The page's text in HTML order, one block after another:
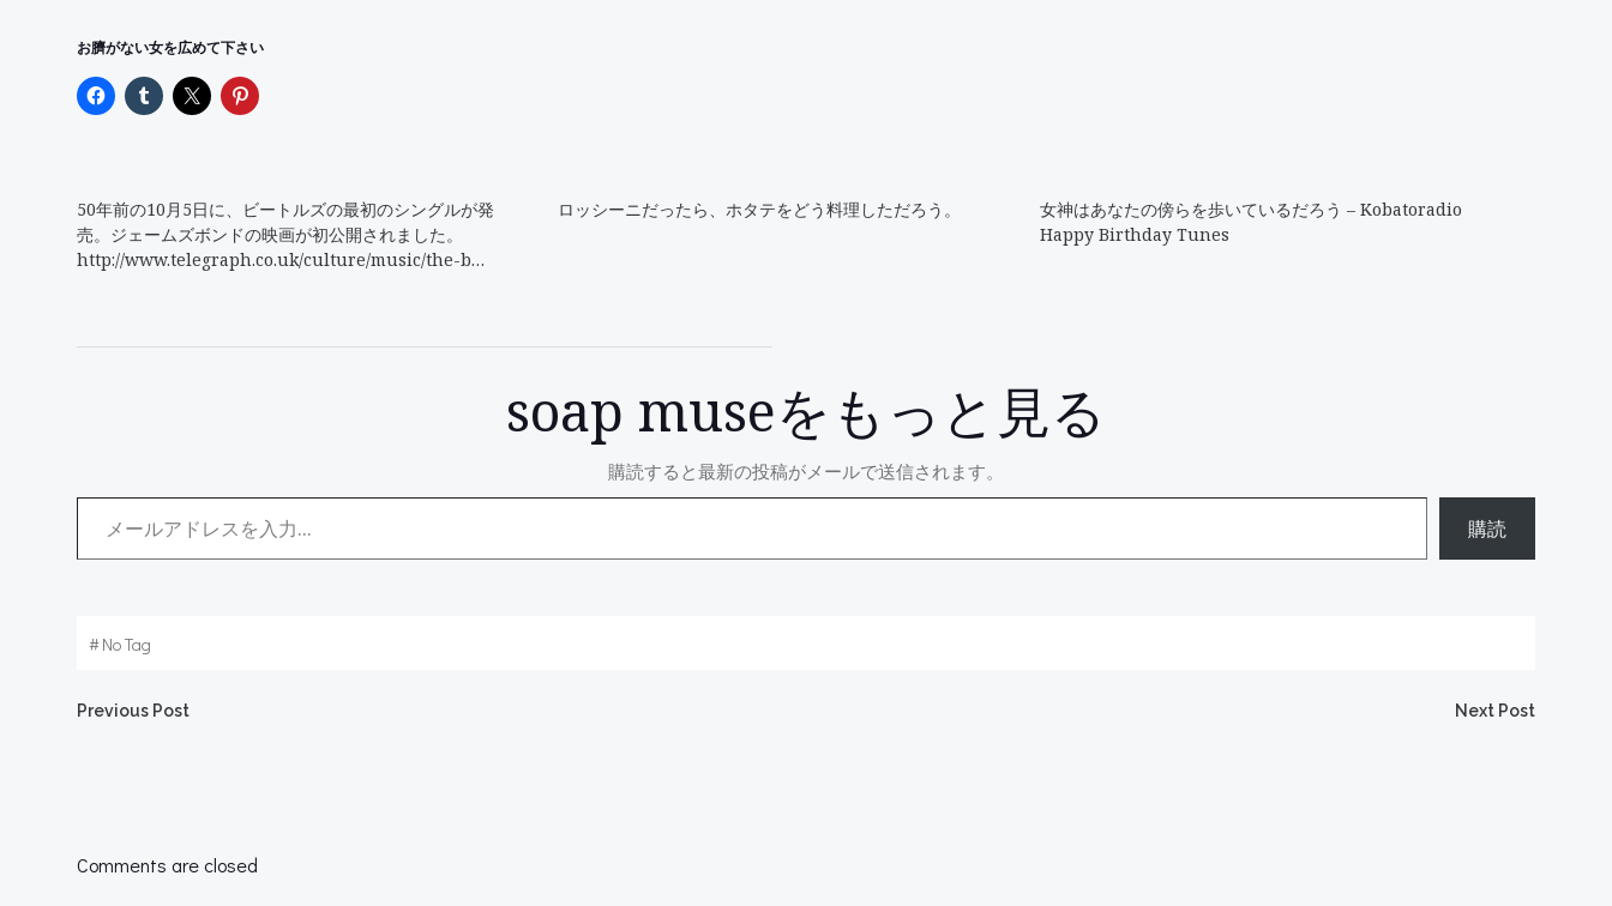
お臍がない女を広めて下さい
50年前の10月5日に、ビートルズの最初のシングルが発
売。ジェームズボンドの映画が初公開されました。
http://www.telegraph.co.uk/culture/music/the-b…
ロッシーニだったら、ホタテをどう料理しただろう。
女神はあなたの傍らを歩いているだろう – Kobatoradio
Happy Birthday Tunes
soap museをもっと見る
購読すると最新の投稿がメールで送信されます。
メールアドレスを入力...
購読
#No Tag
Post
Previous Post Next Post
Comments are closed